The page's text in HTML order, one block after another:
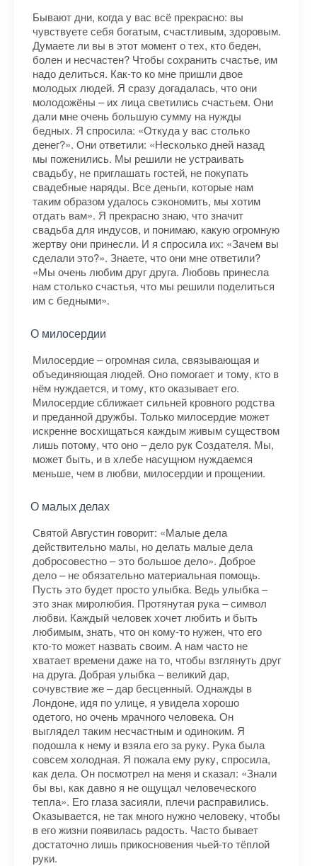
Бывают дни, когда у вас всё прекрасно: вы
чувствуете себя богатым, счастливым, здоровым.
Думаете ли вы в этот момент о тех, кто беден,
болен и несчастен? Чтобы сохранить счастье, им
надо делиться. Как-то ко мне пришли двое
молодых людей. Я сразу догадалась, что они
молодожёны – их лица светились счастьем. Они
дали мне очень большую сумму на нужды
бедных. Я спросила: «Откуда у вас столько
денег?». Они ответили: «Несколько дней назад
мы поженились. Мы решили не устраивать
свадьбу, не приглашать гостей, не покупать
свадебные наряды. Все деньги, которые нам
таким образом удалось сэкономить, мы хотим
отдать вам». Я прекрасно знаю, что значит
свадьба для индусов, и понимаю, какую огромную
жертву они принесли. И я спросила их: «Зачем вы
сделали это?». Знаете, что они мне ответили?
«Мы очень любим друг друга. Любовь принесла
нам столько счастья, что мы решили поделиться
им с бедными».
О милосердии
Милосердие – огромная сила, связывающая и
объединяющая людей. Оно помогает и тому, кто в
нём нуждается, и тому, кто оказывает его.
Милосердие сближает сильней кровного родства
и преданной дружбы. Только милосердие может
искренне восхищаться каждым живым существом
лишь потому, что оно – дело рук Создателя. Мы,
может быть, и в хлебе насущном нуждаемся
меньше, чем в любви, милосердии и прощении.
О малых делах
Святой Августин говорит: «Малые дела
действительно малы, но делать малые дела
добросовестно – это большое дело». Доброе
дело – не обязательно материальная помощь.
Пусть это будет просто улыбка. Ведь улыбка –
это знак миролюбия. Протянутая рука – символ
любви. Каждый человек хочет любить и быть
любимым, знать, что он кому-то нужен, что его
кто-то может назвать своим. А нам часто не
хватает времени даже на то, чтобы взглянуть друг
на друга. Добрая улыбка – великий дар,
сочувствие же – дар бесценный. Однажды в
Лондоне, идя по улице, я увидела хорошо
одетого, но очень мрачного человека. Он
выглядел таким несчастным и одиноким. Я
подошла к нему и взяла его за руку. Рука была
совсем холодная. Я пожала ему руку, спросила,
как дела. Он посмотрел на меня и сказал: «Знали
бы вы, как давно я не ощущал человеческого
тепла». Его глаза засияли, плечи расправились.
Оказывается, не так много нужно человеку, чтобы
в его жизни появилась радость. Часто бывает
достаточно лишь прикосновения чьей-то тёплой
руки.